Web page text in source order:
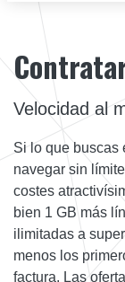
Velocidad al
Si lo que buscas
navegar sin
costes
bien 1 GB más
ilimitadas a
menos los
factura. Las